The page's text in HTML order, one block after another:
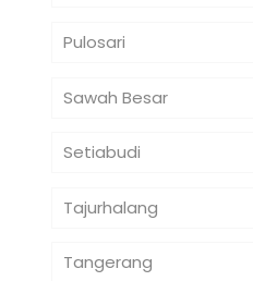
Pulosari
Sawah Besar
Setiabudi
Tajurhalang
Tangerang